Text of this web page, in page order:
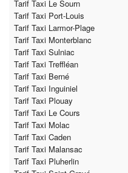
Tarif Taxi Le Sourn
Tarif Taxi Port-Louis
Tarif Taxi Larmor-Plage
Tarif Taxi Monterblanc
Tarif Taxi Sulniac
Tarif Taxi Treffléan
Tarif Taxi Berné
Tarif Taxi Inguiniel
Tarif Taxi Plouay
Tarif Taxi Le Cours
Tarif Taxi Molac
Tarif Taxi Caden
Tarif Taxi Malansac
Tarif Taxi Pluherlin